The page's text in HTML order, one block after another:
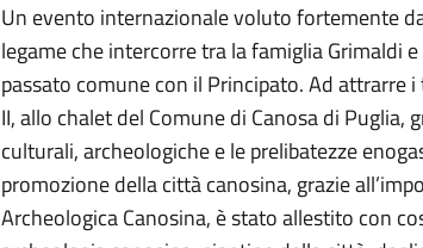
Un evento internazionale voluto fortemente
legame che intercorre tra la famiglia Grimaldi
passato comune con il Principato. Ad attrarre
II, allo chalet del Comune di Canosa di
culturali, archeologiche e le prelibatezze
promozione della città canosina, grazie
Archeologica Canosina, è stato allestito con